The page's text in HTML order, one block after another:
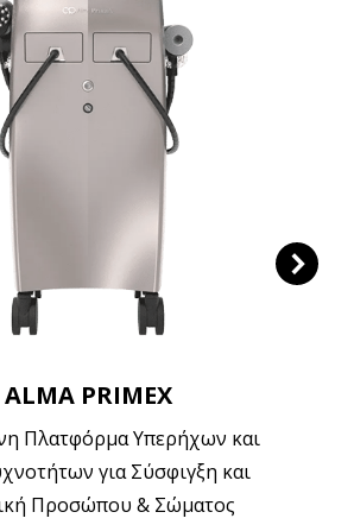
ALMA PRIMEX
Πλατφόρμα Υπερήχων και
για Σύσφιγξη και
Προσώπου & Σώματος